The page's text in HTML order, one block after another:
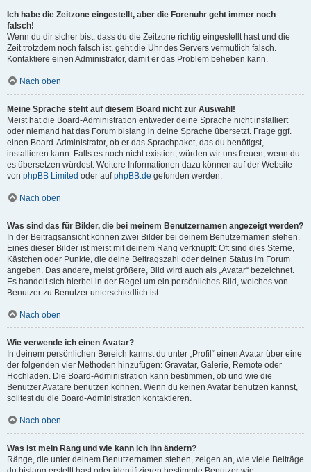
Ich habe die Zeitzone eingestellt, aber die Forenuhr geht immer noch
falsch!
Wenn du dir sicher bist, dass du die Zeitzone richtig eingestellt hast und die
Zeit trotzdem noch falsch ist, geht die Uhr des Servers vermutlich falsch.
Kontaktiere einen Administrator, damit er das Problem beheben kann.
Nach oben
Meine Sprache steht auf diesem Board nicht zur Auswahl!
Meist hat die Board-Administration entweder deine Sprache nicht installiert
oder niemand hat das Forum bislang in deine Sprache übersetzt. Frage ggf.
einen Board-Administrator, ob er das Sprachpaket, das du benötigst,
installieren kann. Falls es noch nicht existiert, würden wir uns freuen, wenn du
es übersetzen würdest. Weitere Informationen dazu können auf der Website
von phpBB Limited oder aufphpBB.de gefunden werden.
Nach oben
Was sind das für Bilder, die bei meinem Benutzernamen angezeigt werden?
In der Beitragsansicht können zwei Bilder bei deinem Benutzernamen stehen.
Eines dieser Bilder ist meist mit deinem Rang verknüpft: Oft sind dies Sterne,
Kästchen oder Punkte, die deine Beitragszahl oder deinen Status im Forum
angeben. Das andere, meist größere, Bild wird auch als „Avatar“ bezeichnet.
Es handelt sich hierbei in der Regel um ein persönliches Bild, welches von
Benutzer zu Benutzer unterschiedlich ist.
Nach oben
Wie verwende ich einen Avatar?
In deinem persönlichen Bereich kannst du unter „Profil“ einen Avatar über eine
der folgenden vier Methoden hinzufügen: Gravatar, Galerie, Remote oder
Hochladen. Die Board-Administration kann bestimmen, ob und wie die
Benutzer Avatare benutzen können. Wenn du keinen Avatar benutzen kannst,
solltest du die Board-Administration kontaktieren.
Nach oben
Was ist mein Rang und wie kann ich ihn ändern?
Ränge, die unter deinem Benutzernamen stehen, zeigen an, wie viele Beiträge